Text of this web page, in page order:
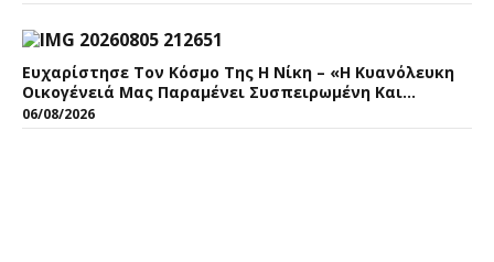
Ευχαρίστησε Τον Κόσμο Της Η Νίκη – «Η Κυανόλευκη
Οικογένειά Μας Παραμένει Συσπειρωμένη Και
Δυνατή»
06/08/2026